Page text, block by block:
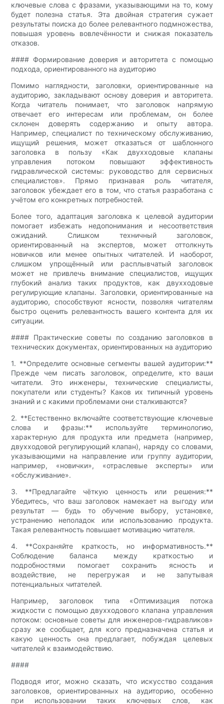
ключевые слова с фразами, указывающими на то, кому
будет полезна статья. Эта двойная стратегия сужает
результаты поиска до более релевантного подмножества,
повышая уровень вовлечённости и снижая показатель
отказов.
#### Формирование доверия и авторитета с помощью
подхода, ориентированного на аудиторию
Помимо наглядности, заголовки, ориентированные на
аудиторию, закладывают основу доверия и авторитета.
Когда читатель понимает, что заголовок напрямую
отвечает его интересам или проблемам, он более
склонен доверять содержанию и опыту автора.
Например, специалист по техническому обслуживанию,
ищущий решения, может отказаться от шаблонного
заголовка в пользу «Как двухходовые клапаны
управления потоком повышают эффективность
гидравлической системы: руководство для сервисных
специалистов». Прямо признавая роль читателя,
заголовок убеждает его в том, что статья разработана с
учётом его конкретных потребностей.
Более того, адаптация заголовка к целевой аудитории
помогает избежать недопонимания и несоответствия
ожиданий. Слишком техничный заголовок,
ориентированный на экспертов, может оттолкнуть
новичков или менее опытных читателей. И наоборот,
слишком упрощённый или расплывчатый заголовок
может не привлечь внимание специалистов, ищущих
глубокий анализ таких продуктов, как двухходовые
регулирующие клапаны. Заголовки, ориентированные на
аудиторию, способствуют ясности, позволяя читателям
быстро оценить релевантность вашего контента для их
ситуации.
#### Практические советы по созданию заголовков в
технических документах, ориентированных на аудиторию
1. **Определите основные сегменты вашей аудитории:**
Прежде чем писать заголовок, определите, кто ваши
читатели. Это инженеры, технические специалисты,
покупатели или студенты? Каков их типичный уровень
знаний и с какими проблемами они сталкиваются?
2. **Естественно включайте соответствующие ключевые
слова и фразы:** используйте терминологию,
характерную для продукта или предмета (например,
двухходовой регулирующий клапан), наряду со словами,
указывающими на направление или группу аудитории,
например, «новички», «отраслевые эксперты» или
«обслуживание».
3. **Предлагайте чёткую ценность или решения:**
Убедитесь, что ваш заголовок намекает на выгоду или
результат — будь то обучение выбору, установке,
устранению неполадок или использованию продукта.
Такая релевантность повышает мотивацию читателя.
4. **Сохраняйте краткость, но информативность.**
Соблюдение баланса между краткостью и
подробностями помогает сохранить ясность и
воздействие, не перегружая и не запутывая
потенциальных читателей.
Например, заголовок типа «Оптимизация потока
жидкости с помощью двухходового клапана управления
потоком: основные советы для инженеров-гидравликов»
сразу же сообщает, для кого предназначена статья и
какую ценность она предлагает, побуждая целевых
читателей к взаимодействию.
####
Подводя итог, можно сказать, что искусство создания
заголовков, ориентированных на аудиторию, особенно
при использовании таких ключевых слов, как